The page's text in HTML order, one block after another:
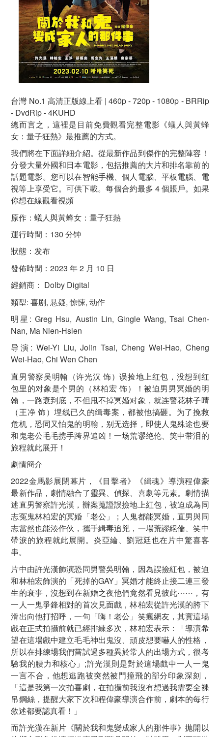
台灣 No.1 高清正版線上看 | 460p - 720p - 1080p - BRRip
- DvdRip - 4KUHD
總而言之，這裡是目前免費觀看完整電影《蟻人與黃蜂
女：量子狂熱》最推薦的方式。
我們將在下面詳細介紹。從最新作品到傑作的完整陣容！
分發大量外國和日本電影，包括推薦的大片和排名靠前的
話題電影。您可以在智能手機、個人電腦、平板電腦、電
視等上享受它。可供下載。每個合約最多 4 個賬戶。如果
你想在線觀看視頻
原作：蟻人與黃蜂女：量子狂熱
運行時間：130 分钟
狀態：发布
發佈時間：2023 年 2 月 10 日
經銷商： Dolby Digital
類型: 喜剧, 悬疑, 惊悚, 动作
明星: Greg Hsu, Austin Lin, Gingle Wang, Tsai Chen-
Nan, Ma Nien-Hsien
导演: Wei-Yi Liu, Jolin Tsai, Cheng Wei-Hao, Cheng
Wei-Hao, Chi Wen Chen
直男警察吴明翰（许光汉 饰）误捡地上红包，没想到红
包里的对象是个男的（林柏宏 饰）！被迫男男冥婚的明
翰，一路衰到底，不但甩不掉冥婚对象，就连警花林子晴
（王净 饰）埋线已久的缉毒案，都被他搞砸。为了挽救
危机，恐同又怕鬼的明翰，别无选择，即使人鬼殊途也要
和鬼老公毛毛携手跨界追凶！一场荒谬绝伦、笑中带泪的
旅程就此展开！
劇情簡介
2022金馬影展閉幕片，《目擊者》《緝魂》導演程偉豪
最新作品，劇情融合了靈異、偵探、喜劇等元素。劇情描
述直男警察許光漢，辦案蒐證誤撿地上紅包，被迫成為同
志冤鬼林柏宏的冥婚「老公」；人鬼都能冥婚，直男與同
志當然也能湊作伙，攜手緝毒追兇，一場荒謬絕倫、笑中
帶淚的旅程就此展開。炎亞綸、劉冠廷也在片中驚喜客
串。
片中由許光漢飾演恐同男警吳明翰，因為誤撿紅包，被迫
和林柏宏飾演的「死掉的GAY」冥婚才能終止接二連三發
生的衰事，沒想到在新婚之夜他們竟然看見彼此⋯⋯，有
一人一鬼爭鋒相對的首次見面戲，林柏宏從許光漢的胯下
滑出向他打招呼，一句「嗨！老公」笑瘋網友，其實這場
戲在正式拍攝前就已經排練多次，林柏宏表示：「導演希
望在這場戲中建立毛毛神出鬼沒、頑皮想要嚇人的性格，
所以在排練場我們嘗試過多種異於常人的出場方式，很考
驗我的腰力和核心」;許光漢則是對於這場戲中一人一鬼
一言不合，他想逃跑被突然被門撞飛的部分印象深刻，
「這是我第一次拍喜劇，在拍攝前我沒有想過我需要全裸
吊鋼絲，提醒大家下次和程偉豪導演合作前，劇本的每行
敘述都要認真看！」
而許光漢在新片《關於我和鬼變成家人的那件事》拋開以